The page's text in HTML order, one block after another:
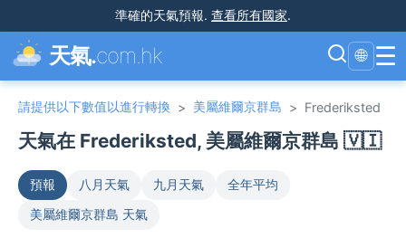
準確的天氣預報. 查看所有國家.
天氣.com.hk 🌐 ☰
請提供以下數值以進行轉換 > 美屬維爾京群島 > Frederiksted
天氣在 Frederiksted, 美屬維爾京群島 🇻🇮
預報 八月天氣 九月天氣
全年平均
美屬維爾京群島 天氣